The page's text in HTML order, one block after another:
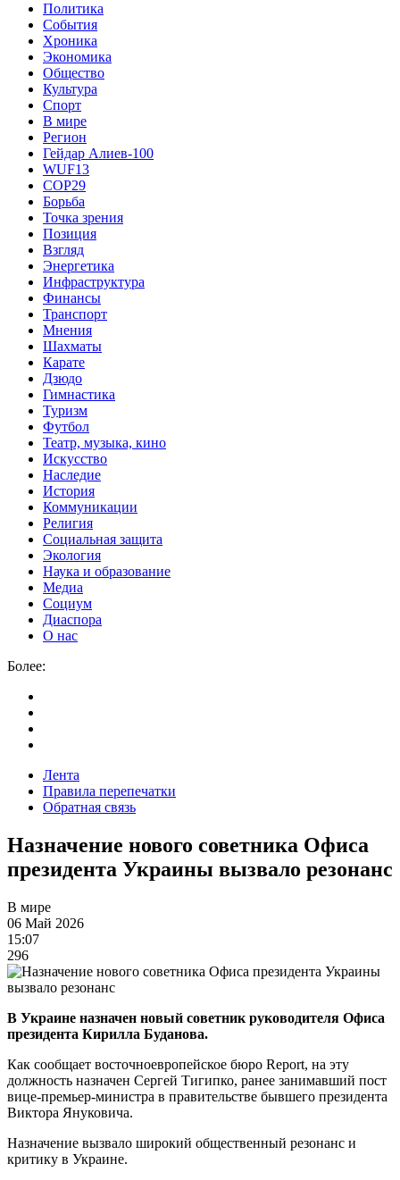
Политика
События
Хроника
Экономика
Общество
Культура
Спорт
В мире
Регион
Гейдар Алиев-100
WUF13
COP29
Борьба
Точка зрения
Позиция
Взгляд
Энергетика
Инфраструктура
Финансы
Транспорт
Мнения
Шахматы
Карате
Дзюдо
Гимнастика
Туризм
Футбол
Театр, музыка, кино
Искусство
Наследие
История
Коммуникации
Религия
Социальная защита
Экология
Наука и образование
Медиа
Социум
Диаспора
О нас
Более:
Лента
Правила перепечатки
Обратная связь
Назначение нового советника Офиса
президента Украины вызвало резонанс
В мире
06 Май 2026
15:07
296
В Украине назначен новый советник руководителя Офиса
президента Кирилла Буданова.
Как сообщает восточноевропейское бюро Report, на эту
должность назначен Сергей Тигипко, ранее занимавший пост
вице-премьер-министра в правительстве бывшего президента
Виктора Януковича.
Назначение вызвало широкий общественный резонанс и
критику в Украине.